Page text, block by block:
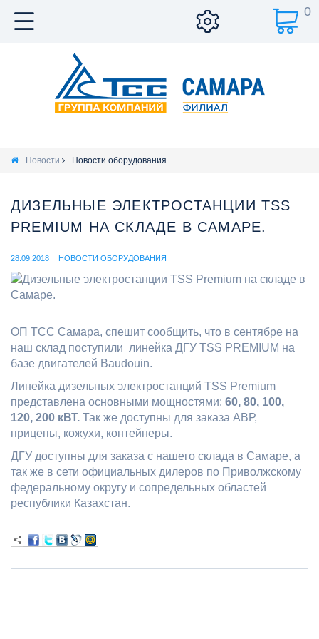
0
Новости Новости оборудования
ДИЗЕЛЬНЫЕ ЭЛЕКТРОСТАНЦИИ TSS
PREMIUM НА СКЛАДЕ В САМАРЕ.
28.09.2018 НОВОСТИ ОБОРУДОВАНИЯ
ОП ТСС Самара, спешит сообщить, что в сентябре на
наш склад поступили линейка ДГУ TSS PREMIUM на
базе двигателей Baudouin.
Линейка дизельных электростанций TSS Premium
представлена основными мощностями: 60, 80, 100,
120, 200 кВТ. Так же доступны для заказа АВР,
прицепы, кожухи, контейнеры.
ДГУ доступны для заказа с нашего склада в Самаре, а
так же в сети официальных дилеров по Приволжскому
федеральному округу и сопредельных областей
республики Казахстан.